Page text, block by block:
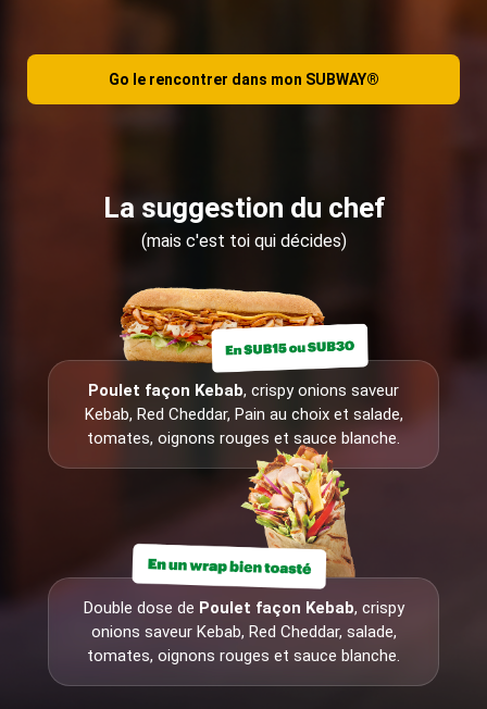
Go le rencontrer dans mon SUBWAY®
La suggestion du chef
(mais c'est toi qui décides)
Poulet façon Kebab, crispy onions saveur
Kebab, Red Cheddar, Pain au choix et salade,
tomates, oignons rouges et sauce blanche.
Double dose de Poulet façon Kebab, crispy
onions saveur Kebab, Red Cheddar, salade,
tomates, oignons rouges et sauce blanche.